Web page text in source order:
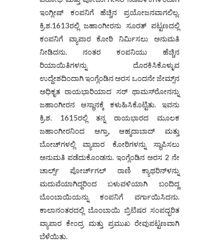
ಇಂಗ್ಲೀಷ್ ಕಂಪನಿಗೆ ಹೆಚ್ಚಿನ ಪ್ರಯೋಜನವಾಗಲಿಲ್ಲ.
ಕ್ರಿ.ಶ.1613ರಲ್ಲಿ ಜಹಾಂಗೀರನು ಸೂರತ್ ಪಟ್ಟಣದಲ್ಲಿ
ಕಂಪನಿಗೆ ವ್ಯಾಪಾರ ಕೋಠಿ ನಿರ್ಮಿಸಲು ಅನುಮತಿ
ನೀಡಿದನು. ನಂತರ ಕಂಪನಿಯು ಹೆಚ್ಚಿನ
ರಿಯಾಯಿತಿಗಳನ್ನು ದೊರಕಿಸಿಕೊಳ್ಳುವ
ಉದ್ದೇಶದಿಂದಾಗಿ ಇಂಗ್ಲೆಂಡಿನ ಅರಸ ಒಂದನೇ ಜೇಮ್ಸ್‌ನ
ಅಧಿಕೃತ ರಾಯಭಾರಿಯಾದ ಸರ್ ಥಾಮಸ್‌ರೋನನ್ನು
ಜಹಾಂಗೀರನ ಆಸ್ಥಾನಕ್ಕೆ ಕಳುಹಿಸಿಕೊಟ್ಟಿತು. ಇವನು
ಕ್ರಿ.ಶ. 1615ರಲ್ಲಿ ತನ್ನ ರಾಯಭಾರದ ಮೂಲಕ
ಜಹಾಂಗೀರನಿಂದ ಆಗ್ರಾ, ಆಹ್ಮದಾಬಾದ್ ಮತ್ತು
ಬೋಚ್‌ಗಳಲ್ಲಿ ವ್ಯಾಪಾರ ಕೋಠಿಗಳನ್ನು ಸ್ಥಾಪಿಸಲು
ಅನುಮತಿ ಪಡೆದುಕೊಂಡನು. ಇಂಗ್ಲೆಂಡಿನ ಅರಸ 2 ನೇ
ಚಾರ್ಲ್ಸ್ ಪೋರ್ಚ್‌ಗಲ್ ರಾಣಿ ಕ್ಯಾಥರಿನ್‌ಳನ್ನು
ಮದುವೆಯಾಗಿದ್ದರಿಂದ ಬಳುವಳಿಯಾಗಿ ಬಂದಿದ್ದ
ಬೊಂಬಾಯಿಯನ್ನು ಕಂಪನಿಗೆ ವರ್ಗಾಯಿಸಿದನು.
ಕಾಲಾನಂತರದಲ್ಲಿ ಬೊಂಬಾಯಿ ಬ್ರಿಟಿಷರ ಸಂಪದ್ಭರಿತ
ವ್ಯಾಪಾರ ಕೇಂದ್ರ ಮತ್ತು ಪ್ರಮುಖ ರೇವುಪಟ್ಟಣವಾಗಿ
ಬೆಳೆಯಿತು.